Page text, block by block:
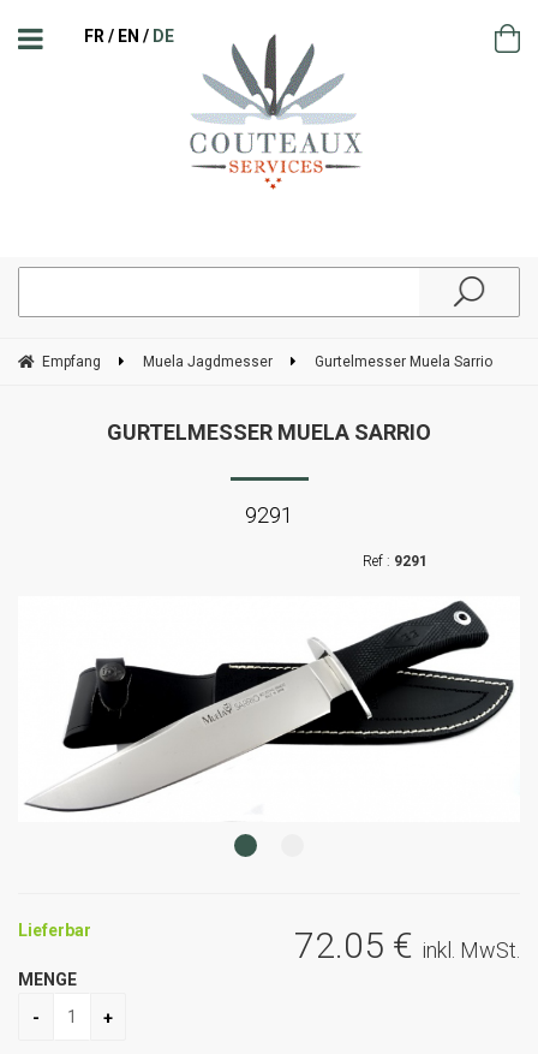
FR EN DE
Empfang Muela Jagdmesser Gurtelmesser Muela Sarrio
GURTELMESSER MUELA SARRIO
9291
9291
72.05 € inkl. MwSt.
Lieferbar
MENGE